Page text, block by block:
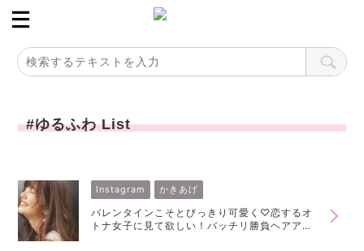
#ゆるふわ List
Instagram かきあげ
バレンタインこそとびっきり可愛く♡恋するオ
トナ女子に見て欲しい！バッチリ勝負ヘアアレ